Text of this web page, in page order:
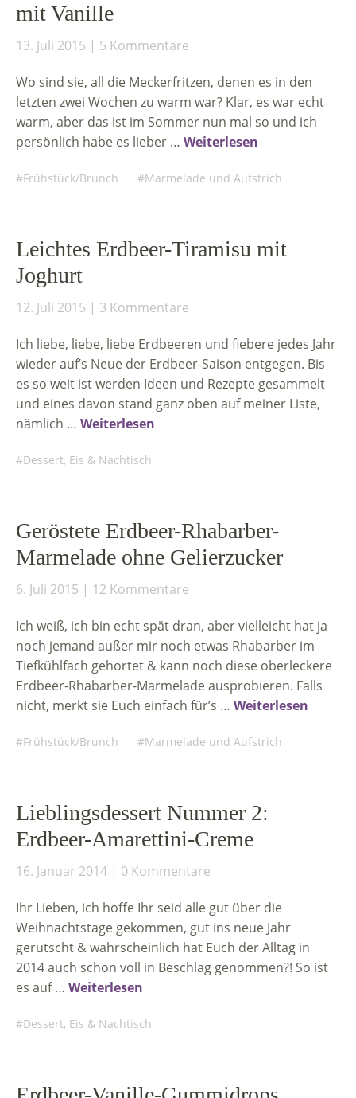
mit Vanille
13. Juli 2015 5 Kommentare
Wo sind sie, all die Meckerfritzen, denen es in den
letzten zwei Wochen zu warm war? Klar, es war echt
warm, aber das ist im Sommer nun mal so und ich
persönlich habe es lieber … Weiterlesen
Frühstück/Brunch Marmelade und Aufstrich
Leichtes Erdbeer-Tiramisu mit
Joghurt
12. Juli 2015 3 Kommentare
Ich liebe, liebe, liebe Erdbeeren und fiebere jedes Jahr
wieder auf’s Neue der Erdbeer-Saison entgegen. Bis
es so weit ist werden Ideen und Rezepte gesammelt
und eines davon stand ganz oben auf meiner Liste,
nämlich … Weiterlesen
Dessert, Eis & Nachtisch
Geröstete Erdbeer-Rhabarber-
Marmelade ohne Gelierzucker
6. Juli 2015 12 Kommentare
Ich weiß, ich bin echt spät dran, aber vielleicht hat ja
noch jemand außer mir noch etwas Rhabarber im
Tiefkühlfach gehortet & kann noch diese oberleckere
Erdbeer-Rhabarber-Marmelade ausprobieren. Falls
nicht, merkt sie Euch einfach für’s … Weiterlesen
Frühstück/Brunch Marmelade und Aufstrich
Lieblingsdessert Nummer 2:
Erdbeer-Amarettini-Creme
16. Januar 2014 0 Kommentare
Ihr Lieben, ich hoffe Ihr seid alle gut über die
Weihnachtstage gekommen, gut ins neue Jahr
gerutscht & wahrscheinlich hat Euch der Alltag in
2014 auch schon voll in Beschlag genommen?! So ist
es auf … Weiterlesen
Dessert, Eis & Nachtisch